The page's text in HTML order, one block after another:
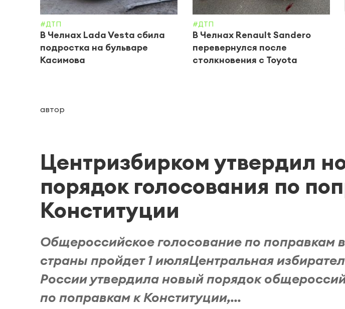
#ДТП
В Челнах Lada Vesta сбила
подростка на бульваре
Касимова
#ДТП
В Челнах Renault Sandero
перевернулся после
столкновения с Toyota
автор
Центризбирком утвердил
порядок голосования по
Конституции
Общероссийское голосование по поправкам
страны пройдет 1 июляЦентральная
России утвердила новый порядок
по поправкам к Конституции,...